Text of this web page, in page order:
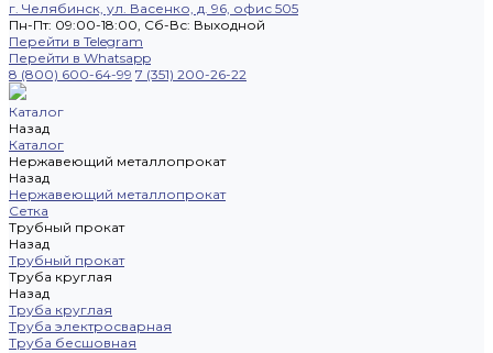
г. Челябинск, ул. Васенко, д. 96, офис 505
Пн-Пт: 09:00-18:00, Cб-Вс: Выходной
Перейти в Telegram
Перейти в Whatsapp
8 (800) 600-64-99 7 (351) 200-26-22
Каталог
Назад
Каталог
Нержавеющий металлопрокат
Назад
Нержавеющий металлопрокат
Сетка
Трубный прокат
Назад
Трубный прокат
Труба круглая
Назад
Труба круглая
Труба электросварная
Труба бесшовная